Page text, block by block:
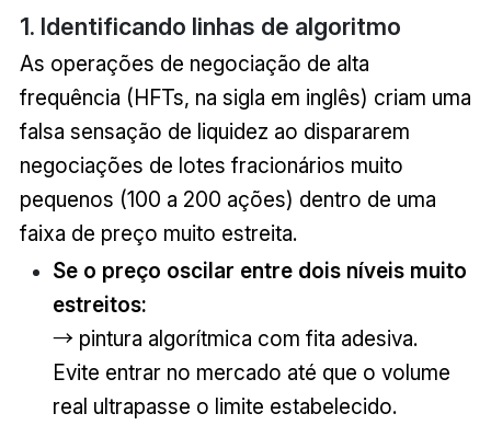
1. Identificando linhas de algoritmo
As operações de negociação de alta
frequência (HFTs, na sigla em inglês) criam uma
falsa sensação de liquidez ao dispararem
negociações de lotes fracionários muito
pequenos (100 a 200 ações) dentro de uma
faixa de preço muito estreita.
Se o preço oscilar entre dois níveis muito
estreitos:
→ pintura algorítmica com fita adesiva.
Evite entrar no mercado até que o volume
real ultrapasse o limite estabelecido.